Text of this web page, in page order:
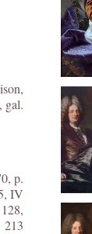
gal.
p.
IV
213